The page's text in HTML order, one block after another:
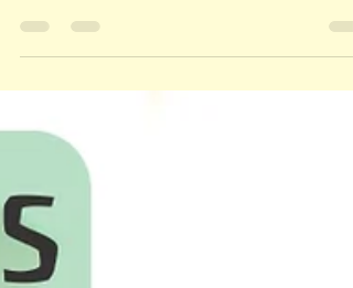
de contraturno!